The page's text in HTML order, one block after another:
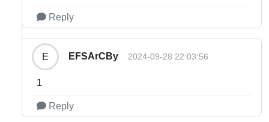
Reply
E EFSArCBy 2024-09-28 22:03:56
1
Reply